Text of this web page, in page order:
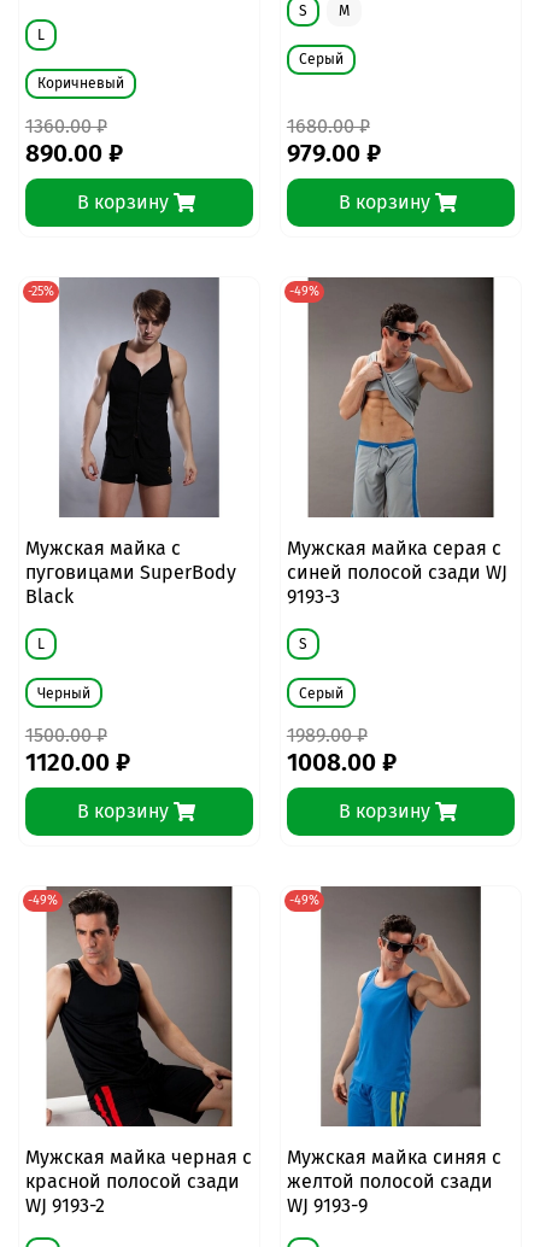
L
Коричневый
1360.00 ₽
890.00 ₽
В корзину
S M
Серый
1680.00 ₽
979.00 ₽
В корзину
-25%
Мужская майка с
пуговицами SuperBody
Black
L
Черный
1500.00 ₽
1120.00 ₽
В корзину
-49%
Мужская майка серая с
синей полосой сзади WJ
9193-3
S
Серый
1989.00 ₽
1008.00 ₽
В корзину
-49%
Мужская майка черная с
красной полосой сзади
WJ 9193-2
-49%
Мужская майка синяя с
желтой полосой сзади
WJ 9193-9